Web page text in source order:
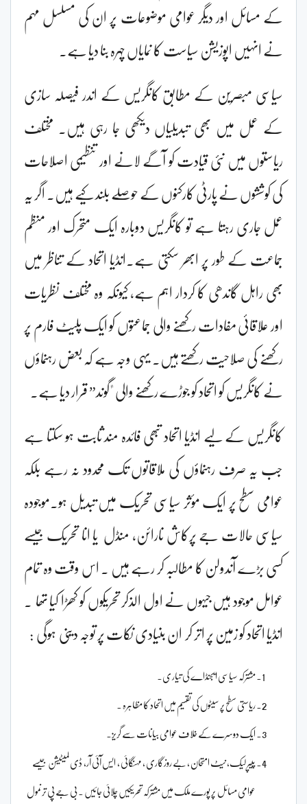
کے مسائل اور دیگر عوامی موضوعات پر ان کی مسلسل مہم
نے انہیں اپوزیشن سیاست کا نمایاں چہرہ بنا دیا ہے۔
سیاسی مبصرین کے مطابق کانگریس کے اندر فیصلہ سازی
کے عمل میں بھی تبدیلیاں دیکھی جا رہی ہیں۔ مختلف
ریاستوں میں نئی قیادت کو آگے لانے اور تنظیمی اصلاحات
کی کوششوں نے پارٹی کارکنوں کے حوصلے بلند کیے ہیں۔ اگر یہ
عمل جاری رہتا ہے تو کانگریس دوبارہ ایک متحرک اور منظم
جماعت کے طور پر ابھر سکتی ہے۔انڈیا اتحاد کے تناظر میں
بھی راہل گاندھی کا کردار اہم ہے، کیونکہ وہ مختلف نظریات
اور علاقائی مفادات رکھنے والی جماعتوں کو ایک پلیٹ فارم پر
رکھنے کی صلاحیت رکھتے ہیں۔ یہی وجہ ہے کہ بعض رہنماؤں
نے کانگریس کو اتحاد کو جوڑے رکھنے والی "گوند” قرار دیا ہے۔
کانگریس کے لیے انڈیا اتحاد تبھی فائدہ مند ثابت ہو سکتا ہے
جب یہ صرف رہنماؤں کی ملاقاتوں تک محدود نہ رہے بلکہ
عوامی سطح پر ایک مؤثر سیاسی تحریک میں تبدیل ہو۔موجودہ
سیاسی حالات جے پرکاش نارائن، منڈل یا انا تحریک جیسے
کسی بڑے آندولن کا مطالبہ کر رہے ہیں ۔ اس وقت وہ تمام
عوامل موجود ہیں جیہوں نے اول الذکر تحریکوں کو کھڑا کیا تھا ۔
انڈیا اتحاد کو زمین پر اتر کر ان بنیادی نکات پر توجہ دینی ہوگی :
مشترکہ سیاسی ایجنڈاے کی تیار ی۔
ریاستی سطح پر سیٹوں کی تقسیم میں اتحاد کا مظاہرہ ۔
ایک دوسرے کے خلاف عوامی بیانات سے گریز۔
پیپر لیک، نیٹ امتحان ، بے روزگاری ، مہنگائی ، ایس آئی آر، ڈی لمیٹیشن جیسے
عوامی مسائل پر پورے ملک میں مشترکہ تحریکیں چلائی جائیں ۔ بی جے پی ترنمول